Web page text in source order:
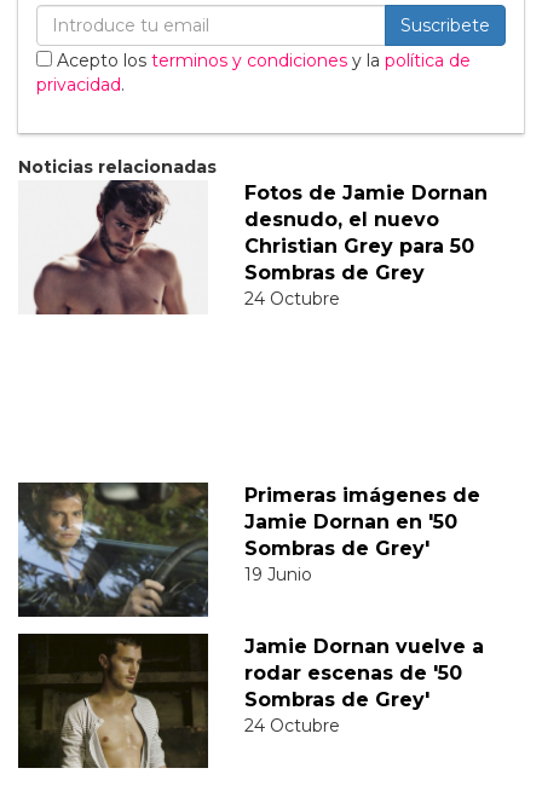
Suscribete
Acepto los terminos y condiciones y la política de
privacidad.
Noticias relacionadas
Fotos de Jamie Dornan
desnudo, el nuevo
Christian Grey para 50
Sombras de Grey
24 Octubre
Primeras imágenes de
Jamie Dornan en '50
Sombras de Grey'
19 Junio
Jamie Dornan vuelve a
rodar escenas de '50
Sombras de Grey'
24 Octubre